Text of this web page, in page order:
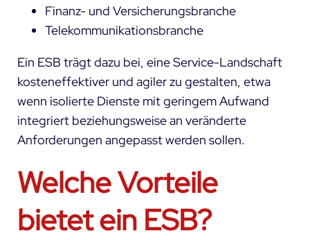
Finanz- und Versicherungsbranche
Telekommunikationsbranche
Ein ESB trägt dazu bei, eine Service-Landschaft
kosteneffektiver und agiler zu gestalten, etwa
wenn isolierte Dienste mit geringem Aufwand
integriert beziehungsweise an veränderte
Anforderungen angepasst werden sollen.
Welche Vorteile
bietet ein ESB?